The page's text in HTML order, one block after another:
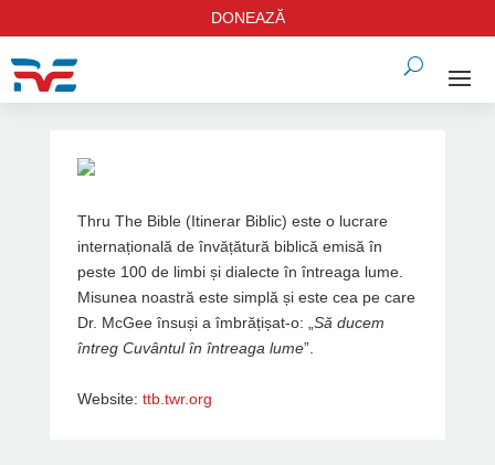
DONEAZĂ
Thru The Bible (Itinerar Biblic) este o lucrare
internațională de învățătură biblică emisă în
peste 100 de limbi și dialecte în întreaga lume.
Misunea noastră este simplă și este cea pe care
Dr. McGee însuși a îmbrățișat-o: „ Să ducem
întreg Cuvântul în întreaga lume”.
Website: ttb.twr.org